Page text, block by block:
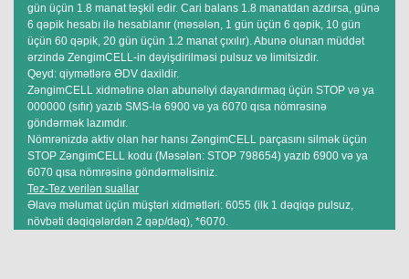
gün üçün 1.8 manat təşkil edir. Cari balans 1.8 manatdan azdırsa, günə
6 qəpik hesabı ilə hesablanır (məsələn, 1 gün üçün 6 qəpik, 10 gün
üçün 60 qəpik, 20 gün üçün 1.2 manat çıxılır). Abunə olunan müddət
ərzində ZengimCELL-in dəyişdirilməsi pulsuz və limitsizdir.
Qeyd: qiymətlərə ƏDV daxildir.
ZəngimCELL xidmətinə olan abunəliyi dayandırmaq üçün STOP və ya
000000 (sıfır) yazıb SMS-lə 6900 və ya 6070 qısa nömrəsinə
göndərmək lazımdır.
Nömrənizdə aktiv olan hər hansı ZəngimCELL parçasını silmək üçün
STOP ZəngimCELL kodu (Məsələn: STOP 798654) yazıb 6900 və ya
6070 qısa nömrəsinə göndərməlisiniz.
Tez-Tez verilən suallar
Əlavə məlumat üçün müştəri xidmətləri: 6055 (ilk 1 dəqiqə pulsuz,
növbəti dəqiqələrdən 2 qəp/dəq), *6070.